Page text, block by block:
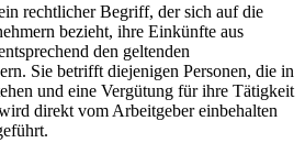
rechtlicher Begriff, der sich auf die
bezieht, ihre Einkünfte aus
den geltenden
Sie betrifft diejenigen Personen, die in
und eine Vergütung für ihre Tätigkeit
direkt vom Arbeitgeber einbehalten